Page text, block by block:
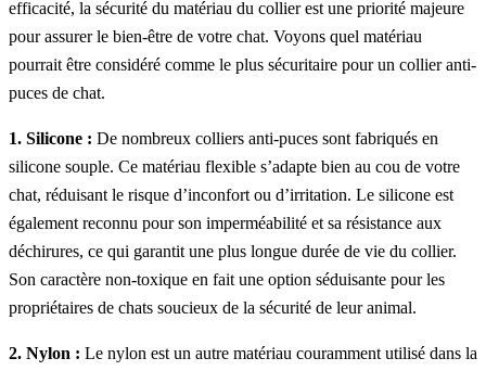
efficacité, la sécurité du matériau du collier est une priorité majeure
pour assurer le bien-être de votre chat. Voyons quel matériau
pourrait être considéré comme le plus sécuritaire pour un collier anti-
puces de chat.
1. Silicone : De nombreux colliers anti-puces sont fabriqués en
silicone souple. Ce matériau flexible s’adapte bien au cou de votre
chat, réduisant le risque d’inconfort ou d’irritation. Le silicone est
également reconnu pour son imperméabilité et sa résistance aux
déchirures, ce qui garantit une plus longue durée de vie du collier.
Son caractère non-toxique en fait une option séduisante pour les
propriétaires de chats soucieux de la sécurité de leur animal.
2. Nylon : Le nylon est un autre matériau couramment utilisé dans la